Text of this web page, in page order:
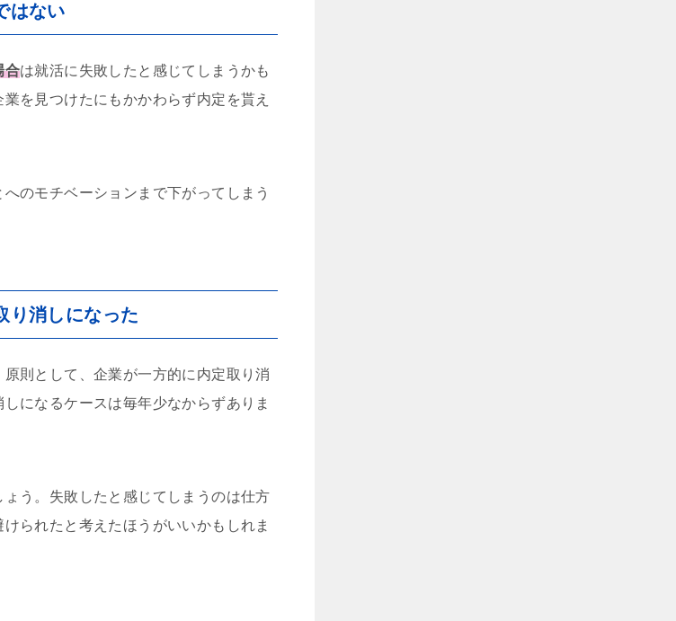
はない
合は就活に失敗したと感じてしまうかも
を見つけたにもかかわらず内定を貰え
のモチベーションまで下がってしまう
り消しになった
則として、企業が一方的に内定取り消
になるケースは毎年少なからずありま
う。失敗したと感じてしまうのは仕方
られたと考えたほうがいいかもしれま